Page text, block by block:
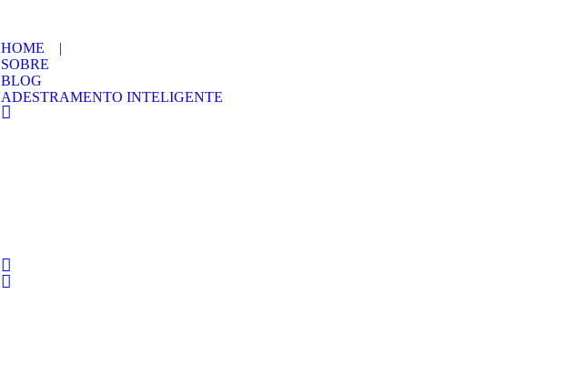
HOME |
SOBRE
BLOG
ADESTRAMENTO INTELIGENTE